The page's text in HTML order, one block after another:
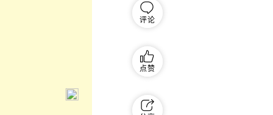
评论
点赞